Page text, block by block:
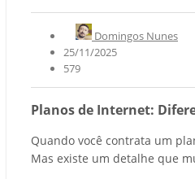
Domingos Nunes
25/11/2025
579
Planos de Internet:
Quando você contrata um
Mas existe um detalhe que